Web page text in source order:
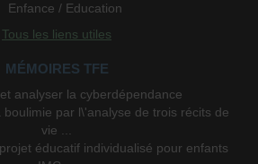
Enfance / Education
Tous les liens utiles
MÉMOIRES TFE
analyser la cyberdépendance
par l\'analyse de trois récits de
vie ...
éducatif individualisé pour enfants